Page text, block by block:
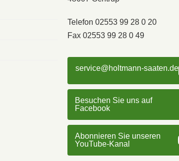
Telefon 02553 99 28 0 20
Fax 02553 99 28 0 49
service@holtmann-saaten.de
Besuchen Sie uns auf
Facebook
Abonnieren Sie unseren
YouTube-Kanal